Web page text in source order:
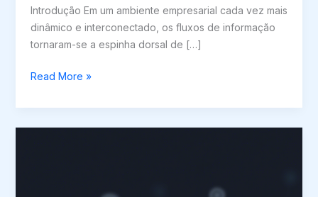
Introdução Em um ambiente empresarial cada vez mais
dinâmico e interconectado, os fluxos de informação
tornaram-se a espinha dorsal de […]
Os
dos
Fluxos
Read More »